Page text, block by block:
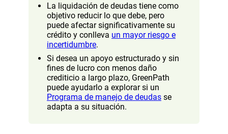
La liquidación de deudas tiene como
objetivo reducir lo que debe, pero
puede afectar significativamente su
crédito y conlleva un mayor riesgo e
incertidumbre.
Si desea un apoyo estructurado y sin
fines de lucro con menos daño
crediticio a largo plazo, GreenPath
puede ayudarlo a explorar si un
Programa de manejo de deudas se
adapta a su situación.